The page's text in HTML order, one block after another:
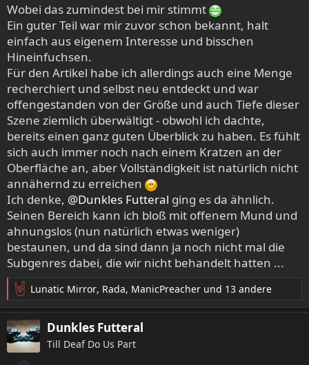
Wobei das zumindest bei mir stimmt
Ein guter Teil war mir zuvor schon bekannt, halt
einfach aus eigenem Interesse und bisschen
Hineinfuchsen.
Für den Artikel habe ich allerdings auch eine Menge
recherchiert und selbst neu entdeckt und war
offengestanden von der Größe und auch Tiefe dieser
Szene ziemlich überwältigt - obwohl ich dachte,
bereits einen ganz guten Überblick zu haben. Es fühlt
sich auch immer noch nach einem Kratzen an der
Oberfläche an, aber Vollständigkeit ist natürlich nicht
annähernd zu erreichen
Ich denke, @Dunkles Futteral ging es da ähnlich.
Seinen Bereich kann ich bloß mit offenem Mund und
ahnungslos (nun natürlich etwas weniger)
bestaunen, und da sind dann ja noch nicht mal die
Subgenres dabei, die wir nicht behandelt hatten ...
R
e
a
k
t
Lunatic Mirror, Rada, ManicPreacher und 13 andere
Dunkles Futteral
Till Deaf Do Us Part